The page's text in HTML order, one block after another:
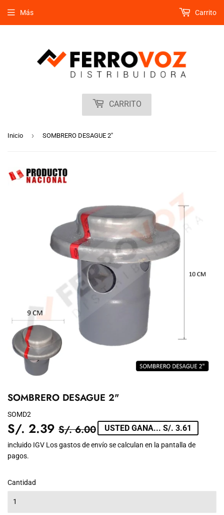
CARRITO
Más Carrito
Inicio › SOMBRERO DESAGUE 2"
SOMBRERO DESAGUE 2"
SOMD2
S/. 2.39 S/. 6.00
PRECIO
TIENDA
S/.
6.00
PRECIO
DE
S/.
2.39
USTED GANA... S/. 3.61
incluido IGV Losgastos de envíose calculan en la pantalla de
pagos.
Cantidad